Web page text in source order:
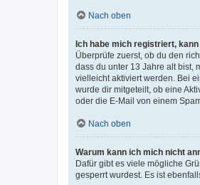
Nach oben
Ich habe mich registriert,
Überprüfe zuerst, ob du den
dass du unter 13 Jahre alt bist,
vielleicht aktiviert werden. Bei
wurde dir mitgeteilt, ob eine
oder die E-Mail von einem
Nach oben
Warum kann ich mich nicht
Dafür gibt es viele mögliche
gesperrt wurdest. Es ist